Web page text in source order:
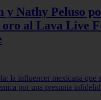
y Nathy Peluso
oro al Lava Live